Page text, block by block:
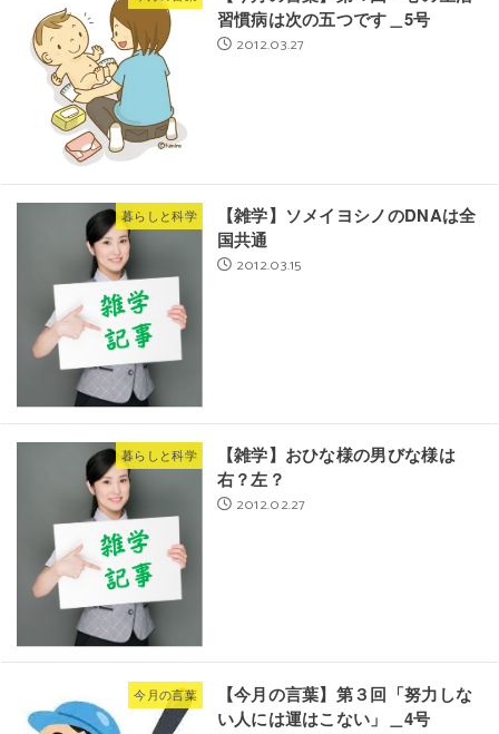
習慣病は次の五つです＿5号
2012.03.27
暮らしと科学
【雑学】ソメイヨシノのDNAは全
国共通
2012.03.15
暮らしと科学
【雑学】おひな様の男びな様は
右？左？
2012.02.27
今月の言葉
【今月の言葉】第３回「努力しな
い人には運はこない」＿4号